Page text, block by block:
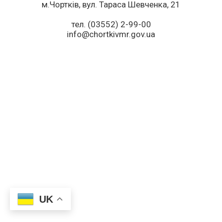
м.Чортків, вул. Тараса Шевченка, 21
тел. (03552) 2-99-00
info@chortkivmr.gov.ua
UK